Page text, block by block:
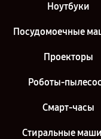
Ноутбуки
Посудомоечные
Проекторы
Роботы-
Смарт-часы
Стиральные